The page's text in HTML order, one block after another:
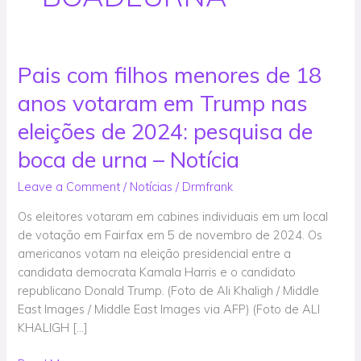
Pais com filhos menores de 18
anos votaram em Trump nas
eleições de 2024: pesquisa de
boca de urna – Notícia
Leave a Comment / Notícias / Drmfrank
Os eleitores votaram em cabines individuais em um local
de votação em Fairfax em 5 de novembro de 2024. Os
americanos votam na eleição presidencial entre a
candidata democrata Kamala Harris e o candidato
republicano Donald Trump. (Foto de Ali Khaligh / Middle
East Images / Middle East Images via AFP) (Foto de ALI
KHALIGH […]
Pais
com
filhos
menores
de
18
anos
em
Trump
nas
eleições
de
2024:
pesquisa